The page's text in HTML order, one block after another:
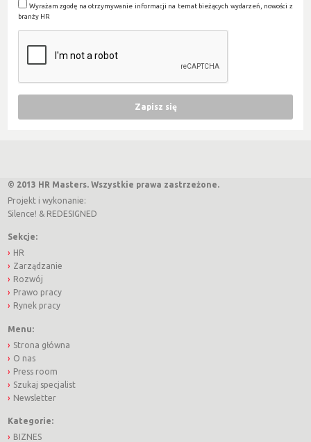
Wyrażam zgodę na otrzymywanie informacji na temat bieżących wydarzeń, nowości z
branży HR
© 2013 HR Masters. Wszystkie prawa zastrzeżone.
Projekt i wykonanie:
Silence! & REDESIGNED
Sekcje:
HR
Zarządzanie
Rozwój
Prawo pracy
Rynek pracy
Menu:
Strona główna
O nas
Press room
Szukaj specjalist
Newsletter
Kategorie:
BIZNES